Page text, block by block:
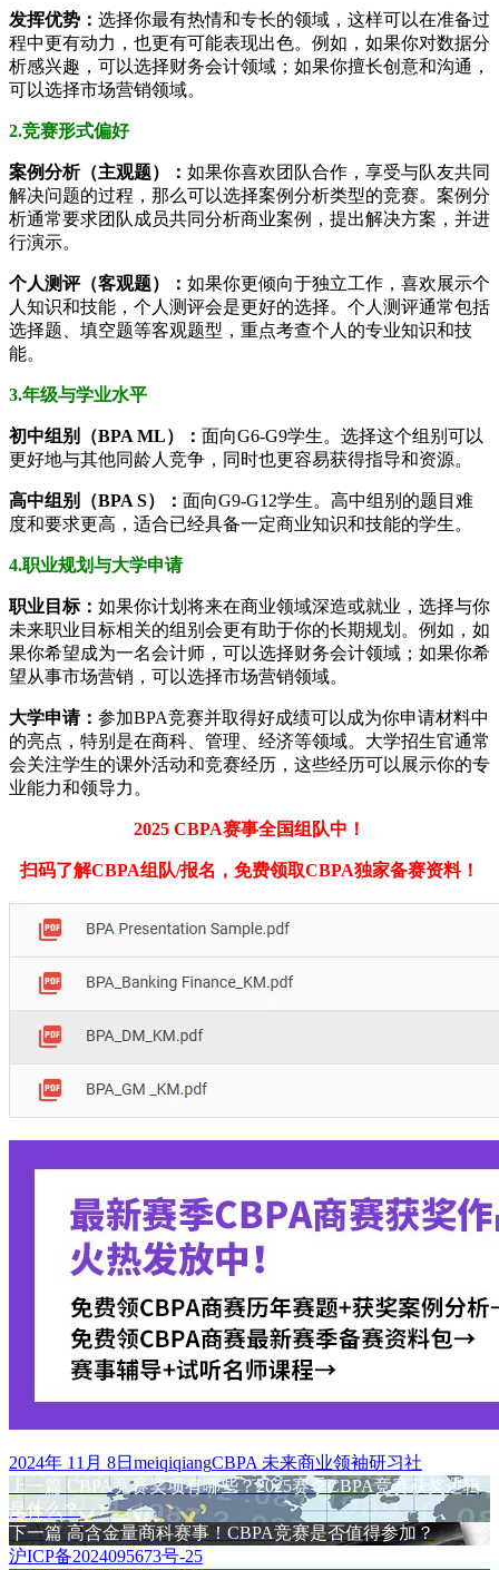
发挥优势： 选择你最有热情和专长的领域，这样可以在准备过
程中更有动力，也更有可能表现出色。例如，如果你对数据分
析感兴趣，可以选择财务会计领域；如果你擅长创意和沟通，
可以选择市场营销领域。
2.竞赛形式偏好
案例分析（主观题）： 如果你喜欢团队合作，享受与队友共同
解决问题的过程，那么可以选择案例分析类型的竞赛。案例分
析通常要求团队成员共同分析商业案例，提出解决方案，并进
行演示。
个人测评（客观题）： 如果你更倾向于独立工作，喜欢展示个
人知识和技能，个人测评会是更好的选择。个人测评通常包括
选择题、填空题等客观题型，重点考查个人的专业知识和技
能。
3.年级与学业水平
初中组别（BPA ML）： 面向G6-G9学生。选择这个组别可以
更好地与其他同龄人竞争，同时也更容易获得指导和资源。
高中组别（BPA S）： 面向G9-G12学生。高中组别的题目难
度和要求更高，适合已经具备一定商业知识和技能的学生。
4.职业规划与大学申请
职业目标： 如果你计划将来在商业领域深造或就业，选择与你
未来职业目标相关的组别会更有助于你的长期规划。例如，如
果你希望成为一名会计师，可以选择财务会计领域；如果你希
望从事市场营销，可以选择市场营销领域。
大学申请： 参加BPA竞赛并取得好成绩可以成为你申请材料中
的亮点，特别是在商科、管理、经济等领域。大学招生官通常
会关注学生的课外活动和竞赛经历，这些经历可以展示你的专
业能力和领导力。
2025 CBPA赛事全国组队中！
扫码了解CBPA组队/报名，免费领取CBPA独家备赛资料！
发
布
于
2024年 11月 8日 作
者
meiqiqiang标
签
CBPA 未来商业领袖研习社
文
章
导
上一篇 上
篇
文
章：
CBPA竞赛奖项有哪些？2025赛季CBPA竞赛获奖逻辑
是什么？
下一篇 下
篇
高含金量商科赛事！CBPA竞赛是否值得参加？
沪ICP备2024095673号-25